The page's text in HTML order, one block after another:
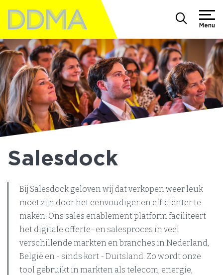
Menu
Salesdock
Bij Salesdock geloven wij dat verkopen weer leuk
moet zijn door het eenvoudiger en efficiënter te
maken. Ons sales enablement platform faciliteert
het digitale offerte- en salesproces in veel
verschillende markten en branches in Nederland,
België en - sinds kort - Duitsland. Zo wordt onze
tool gebruikt in markten als telecom, energie,